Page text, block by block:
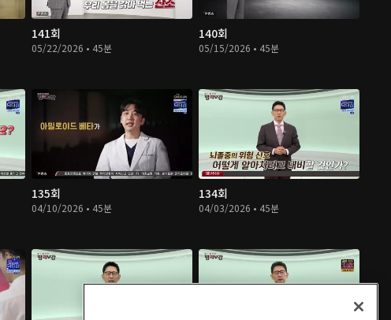
141회
05/22/2026 • 45분
140회
05/15/2026 • 45분
135회
04/10/2026 • 45분
134회
04/03/2026 • 45분